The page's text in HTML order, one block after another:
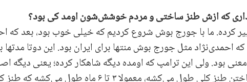
که ازش طنز ساختی و مردم خوشش‌شون اومد کی بود؟
کرده. ما با جورج بوش شروع کردیم که خیلی خوب بود، بعد که
احمدی‌نژاد مثل جورج بوش منتها برای ایران بود. این دوتا
بود. ولی این ترامپ که اومده دیگه شاهکار کرده؛ یعنی دیگه